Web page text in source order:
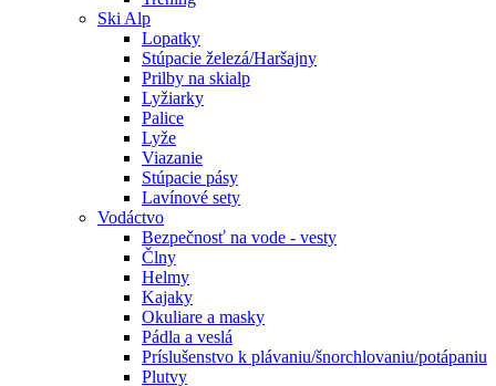
Ski Alp
Lopatky
Stúpacie železá/Haršajny
Prilby na skialp
Lyžiarky
Palice
Lyže
Viazanie
Stúpacie pásy
Lavínové sety
Vodáctvo
Bezpečnosť na vode - vesty
Člny
Helmy
Kajaky
Okuliare a masky
Pádla a veslá
Príslušenstvo k plávaniu/šnorchlovaniu/potápaniu
Plutvy